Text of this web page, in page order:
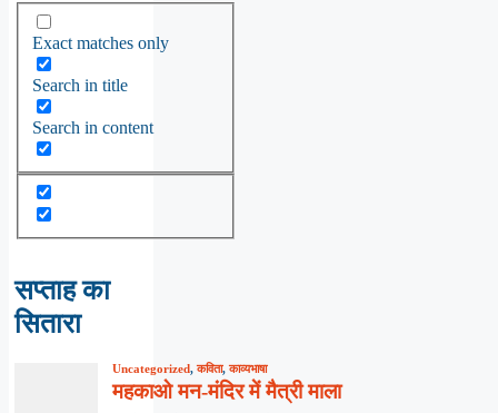
Exact matches only
Search in title
Search in content
सप्ताह का
सितारा
Uncategorized,कविता,काव्यभाषा
महकाओ मन-मंदिर में मैत्री माला